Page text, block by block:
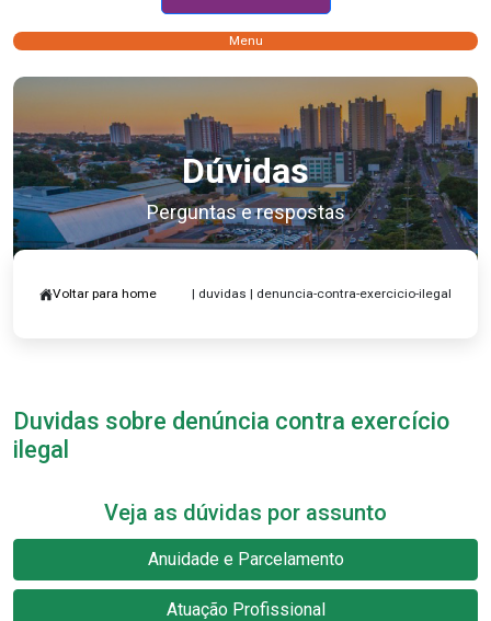
Menu
Dúvidas
Perguntas e respostas
Voltar para home | duvidas | denuncia-contra-exercicio-ilegal
Duvidas sobre denúncia contra exercício
ilegal
Veja as dúvidas por assunto
Anuidade e Parcelamento
Atuação Profissional